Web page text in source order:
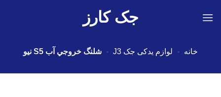
جک کارز
خانه - لوازم یدکی جک J3 - شلنگ خروجي آب S5 نیو